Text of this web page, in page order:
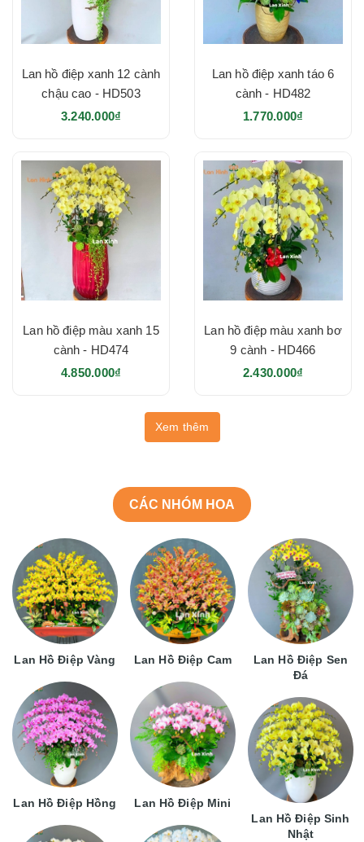
Lan hồ điệp xanh 12 cành
chậu cao - HD503
3.240.000₫
Lan hồ điệp xanh táo 6
cành - HD482
1.770.000₫
Lan hồ điệp màu xanh 15
cành - HD474
4.850.000₫
Lan hồ điệp màu xanh bơ
9 cành - HD466
2.430.000₫
Xem thêm
CÁC NHÓM HOA
Lan Hồ Điệp Vàng
Lan Hồ Điệp Hồng
Lan Hồ Điệp Cam
Lan Hồ Điệp Mini
Lan Hồ Điệp Sen
Đá
Lan Hồ Điệp Sinh
Nhật